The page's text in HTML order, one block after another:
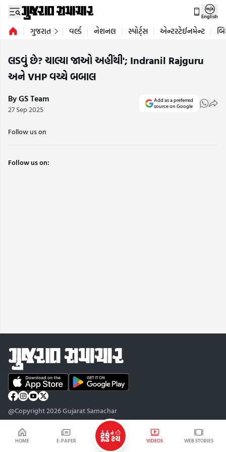
HOME E-PAPER VIDEOS WEB STORIES
English
ગુજરાત વર્લ્ડ નેશનલ સ્પોર્ટ્સ એન્ટરટેઈનમેન્ટ
લડવું છે? ચાલ્યા જાઓ અહીંથી'; Indranil Rajguru
અને VHP વચ્ચે બબાલ
By GS Team
27 Sep 2025
Add as a preferred
source on Google
Follow us on
Follow us on:
@Copyright 2026 Gujarat Samachar